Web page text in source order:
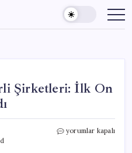
Şirketleri: İlk On
Dünyanın
yorumlar kapalı